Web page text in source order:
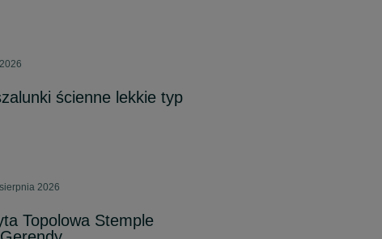
ścienne lekkie typ
2026
Topolowa Stemple